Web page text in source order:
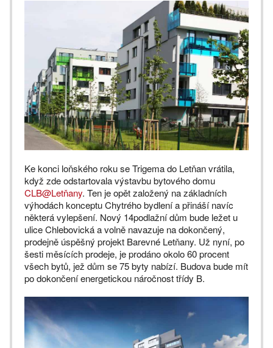
Ke konci loňského roku se Trigema do Letňan vrátila,
když zde odstartovala výstavbu bytového domu
CLB@Letňany. Ten je opět založený na základních
výhodách konceptu Chytrého bydlení a přináší navíc
některá vylepšení. Nový 14podlažní dům bude ležet u
ulice Chlebovická a volně navazuje na dokončený,
prodejně úspěšný projekt Barevné Letňany. Už nyní, po
šesti měsících prodeje, je prodáno okolo 60 procent
všech bytů, jež dům se 75 byty nabízí. Budova bude mít
po dokončení energetickou náročnost třídy B.